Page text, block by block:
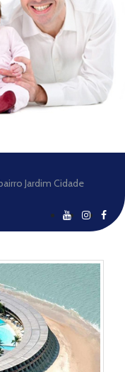
Jardim Cidade